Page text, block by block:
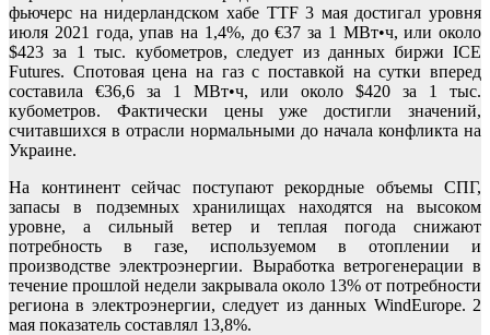
фьючерс на нидерландском хабе TTF 3 мая достигал уровня
июля 2021 года, упав на 1,4%, до €37 за 1 МВт•ч, или около
$423 за 1 тыс. кубометров, следует из данных биржи ICE
Futures. Спотовая цена на газ с поставкой на сутки вперед
составила €36,6 за 1 МВт•ч, или около $420 за 1 тыс.
кубометров. Фактически цены уже достигли значений,
считавшихся в отрасли нормальными до начала конфликта на
Украине.
На континент сейчас поступают рекордные объемы СПГ,
запасы в подземных хранилищах находятся на высоком
уровне, а сильный ветер и теплая погода снижают
потребность в газе, используемом в отоплении и
производстве электроэнергии. Выработка ветрогенерации в
течение прошлой недели закрывала около 13% от потребности
региона в электроэнергии, следует из данных WindEurope. 2
мая показатель составлял 13,8%.